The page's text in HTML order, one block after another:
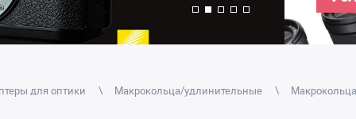
для оптики Макрокольца/удлинительные